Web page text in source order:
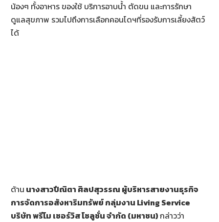
น้องๆ ทั้งอาหาร ของใช้ บริการอาบน้ำ ตัดขน และการรักษา
ดูแลสุขภาพ รวมไปถึงการเลือกคอนโดฯที่รองรับการเลี้ยงสัตว์
ได้
ด้าน นางสาวปีณิตา ศิลปสุวรรณ ผู้บริหารสายงานธุรกิจ
การจัดการอสังหาริมทรัพย์ กลุ่มงาน Living Service
บริษัท พรีโม เซอร์วิส โซลูชั่น จำกัด (มหาชน)กล่าวว่า